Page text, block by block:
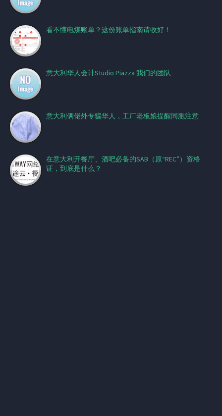
看不懂电煤账单？这份账单指南请收好！
意大利华人会计Studio Piazza 我们的团队
意大利俩佬外专骗华人，工厂老板娘提醒同胞注意
在意大利开餐厅、酒吧必备的SAB（原“REC”）资格
证，到底是什么？